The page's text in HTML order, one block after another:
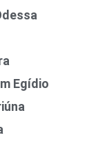
Egídio